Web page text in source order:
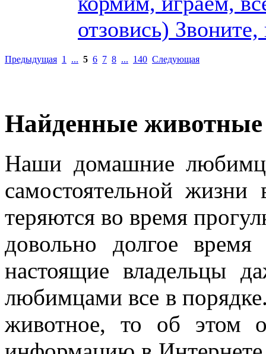
отзовись)
Предыдущая 1 ... 5 6 7 8 ... 140 Следующая
Найденные животные
Наши домашние
самостоятельной
теряются во время
довольно долгое
настоящие владельцы
любимцами все в
животное, то об этом